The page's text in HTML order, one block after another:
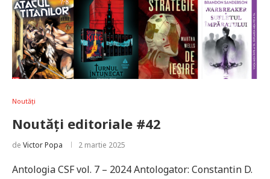
Noutăți
Noutăți editoriale #42
de Victor Popa 2 martie 2025
Antologia CSF vol. 7 – 2024 Antologator: Constantin D.